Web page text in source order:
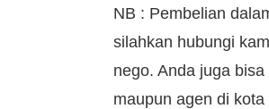
NB : Pembelian
silahkan hubungi
nego. Anda juga
maupun agen di kota